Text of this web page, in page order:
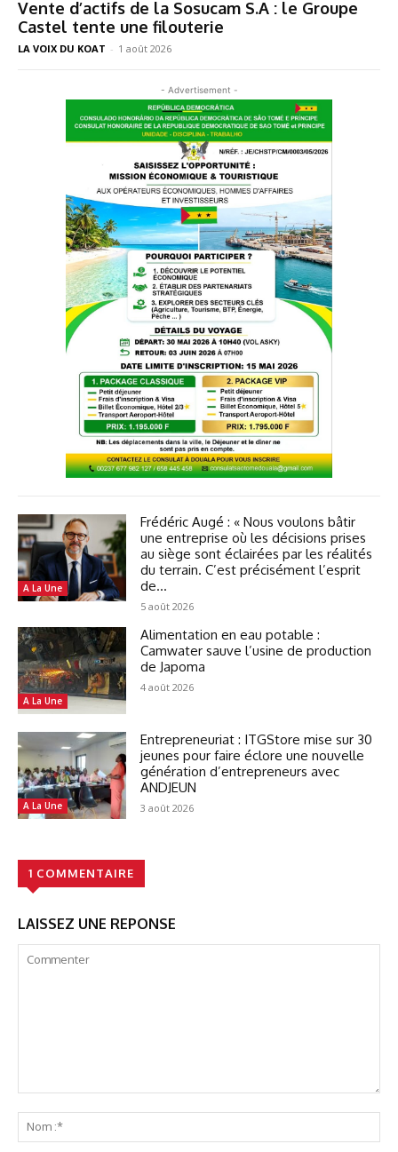
Vente d’actifs de la Sosucam S.A : le Groupe
Castel tente une filouterie
LA VOIX DU KOAT - 1 août 2026
- Advertisement -
A La Une
Frédéric Augé : « Nous voulons bâtir
une entreprise où les décisions prises
au siège sont éclairées par les réalités
du terrain. C’est précisément l’esprit
de...
5 août 2026
A La Une
Alimentation en eau potable :
Camwater sauve l’usine de production
de Japoma
4 août 2026
A La Une
Entrepreneuriat : ITGStore mise sur 30
jeunes pour faire éclore une nouvelle
génération d’entrepreneurs avec
ANDJEUN
3 août 2026
1 COMMENTAIRE
LAISSEZ UNE REPONSE
:*